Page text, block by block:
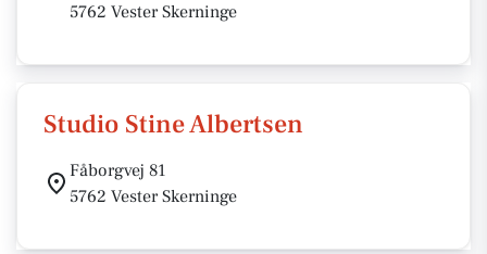
5762 Vester Skerninge
Studio Stine Albertsen
Fåborgvej 81
5762 Vester Skerninge